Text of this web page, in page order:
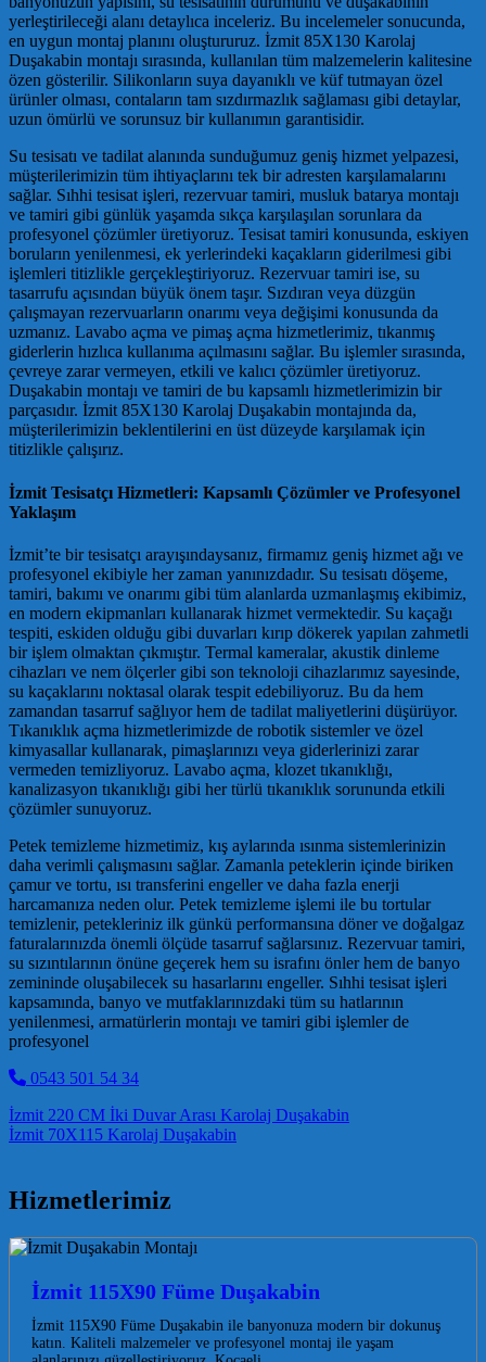
yerleştirileceği alanı detaylıca inceleriz. Bu incelemeler sonucunda,
en uygun montaj planını oluştururuz. İzmit 85X130 Karolaj
Duşakabin montajı sırasında, kullanılan tüm malzemelerin kalitesine
özen gösterilir. Silikonların suya dayanıklı ve küf tutmayan özel
ürünler olması, contaların tam sızdırmazlık sağlaması gibi detaylar,
uzun ömürlü ve sorunsuz bir kullanımın garantisidir.
Su tesisatı ve tadilat alanında sunduğumuz geniş hizmet yelpazesi,
müşterilerimizin tüm ihtiyaçlarını tek bir adresten karşılamalarını
sağlar. Sıhhi tesisat işleri, rezervuar tamiri, musluk batarya montajı
ve tamiri gibi günlük yaşamda sıkça karşılaşılan sorunlara da
profesyonel çözümler üretiyoruz. Tesisat tamiri konusunda, eskiyen
boruların yenilenmesi, ek yerlerindeki kaçakların giderilmesi gibi
işlemleri titizlikle gerçekleştiriyoruz. Rezervuar tamiri ise, su
tasarrufu açısından büyük önem taşır. Sızdıran veya düzgün
çalışmayan rezervuarların onarımı veya değişimi konusunda da
uzmanız. Lavabo açma ve pimaş açma hizmetlerimiz, tıkanmış
giderlerin hızlıca kullanıma açılmasını sağlar. Bu işlemler sırasında,
çevreye zarar vermeyen, etkili ve kalıcı çözümler üretiyoruz.
Duşakabin montajı ve tamiri de bu kapsamlı hizmetlerimizin bir
parçasıdır. İzmit 85X130 Karolaj Duşakabin montajında da,
müşterilerimizin beklentilerini en üst düzeyde karşılamak için
titizlikle çalışırız.
İzmit Tesisatçı Hizmetleri: Kapsamlı Çözümler ve Profesyonel
Yaklaşım
İzmit’te bir tesisatçı arayışındaysanız, firmamız geniş hizmet ağı ve
profesyonel ekibiyle her zaman yanınızdadır. Su tesisatı döşeme,
tamiri, bakımı ve onarımı gibi tüm alanlarda uzmanlaşmış ekibimiz,
en modern ekipmanları kullanarak hizmet vermektedir. Su kaçağı
tespiti, eskiden olduğu gibi duvarları kırıp dökerek yapılan zahmetli
bir işlem olmaktan çıkmıştır. Termal kameralar, akustik dinleme
cihazları ve nem ölçerler gibi son teknoloji cihazlarımız sayesinde,
su kaçaklarını noktasal olarak tespit edebiliyoruz. Bu da hem
zamandan tasarruf sağlıyor hem de tadilat maliyetlerini düşürüyor.
Tıkanıklık açma hizmetlerimizde de robotik sistemler ve özel
kimyasallar kullanarak, pimaşlarınızı veya giderlerinizi zarar
vermeden temizliyoruz. Lavabo açma, klozet tıkanıklığı,
kanalizasyon tıkanıklığı gibi her türlü tıkanıklık sorununda etkili
çözümler sunuyoruz.
Petek temizleme hizmetimiz, kış aylarında ısınma sistemlerinizin
daha verimli çalışmasını sağlar. Zamanla peteklerin içinde biriken
çamur ve tortu, ısı transferini engeller ve daha fazla enerji
harcamanıza neden olur. Petek temizleme işlemi ile bu tortular
temizlenir, petekleriniz ilk günkü performansına döner ve doğalgaz
faturalarınızda önemli ölçüde tasarruf sağlarsınız. Rezervuar tamiri,
su sızıntılarının önüne geçerek hem su israfını önler hem de banyo
zemininde oluşabilecek su hasarlarını engeller. Sıhhi tesisat işleri
kapsamında, banyo ve mutfaklarınızdaki tüm su hatlarının
yenilenmesi, armatürlerin montajı ve tamiri gibi işlemler de
profesyonel
0543 501 54 34
Post navigation
İzmit 220 CM İki Duvar Arası Karolaj Duşakabin
İzmit 70X115 Karolaj Duşakabin
Hizmetlerimiz
İzmit 115X90 Füme Duşakabin
İzmit 115X90 Füme Duşakabin ile banyonuza modern bir dokunuş
katın. Kaliteli malzemeler ve profesyonel montaj ile yaşam